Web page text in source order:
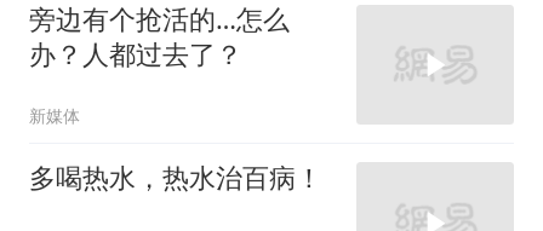
旁边有个抢活的…怎么
办？人都过去了？
新媒体
多喝热水，热水治百病！